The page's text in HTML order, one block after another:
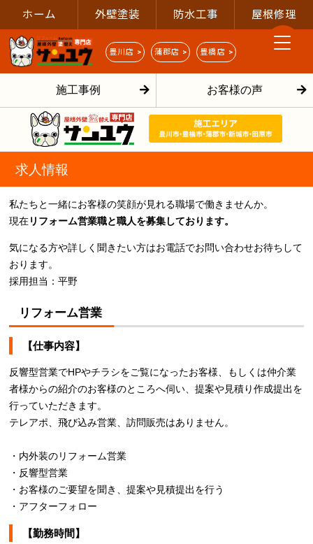
ホーム 外壁塗装 防水工事 屋根修理
豊川店 > 蒲郡店 > 豊橋店 >
施工事例 お客様の声
求人情報
私たちと一緒にお客様の笑顔が見れる職場で働きませんか。
現在リフォーム営業職と職人を募集しております。
気になる方や詳しく聞きたい方はお電話でお問い合わせお待ちして
おります。
採用担当：平野
リフォーム営業
【仕事内容】
反響型営業でHPやチラシをご覧になったお客様、もしくは仲介業
者様からの紹介のお客様のところへ伺い、提案や見積り作成提出を
行っていただきます。
テレアポ、飛び込み営業、訪問販売はありません。
・内外装のリフォーム営業
・反響型営業
・お客様のご要望を聞き、提案や見積提出を行う
・アフターフォロー
【勤務時間】